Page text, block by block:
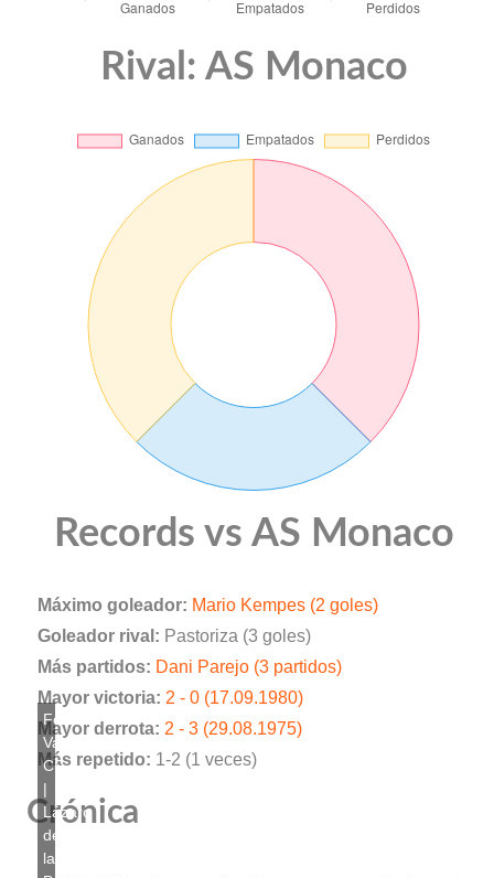
Rival: AS Monaco
Records vs AS Monaco
Máximo goleador: Mario Kempes (2 goles)
Goleador rival: Pastoriza (3 goles)
Más partidos: Dani Parejo (3 partidos)
Mayor victoria: 2 - 0 (17.09.1980)
Mayor derrota: 2 - 3 (29.08.1975)
Más repetido: 1-2 (1 veces)
Crónica